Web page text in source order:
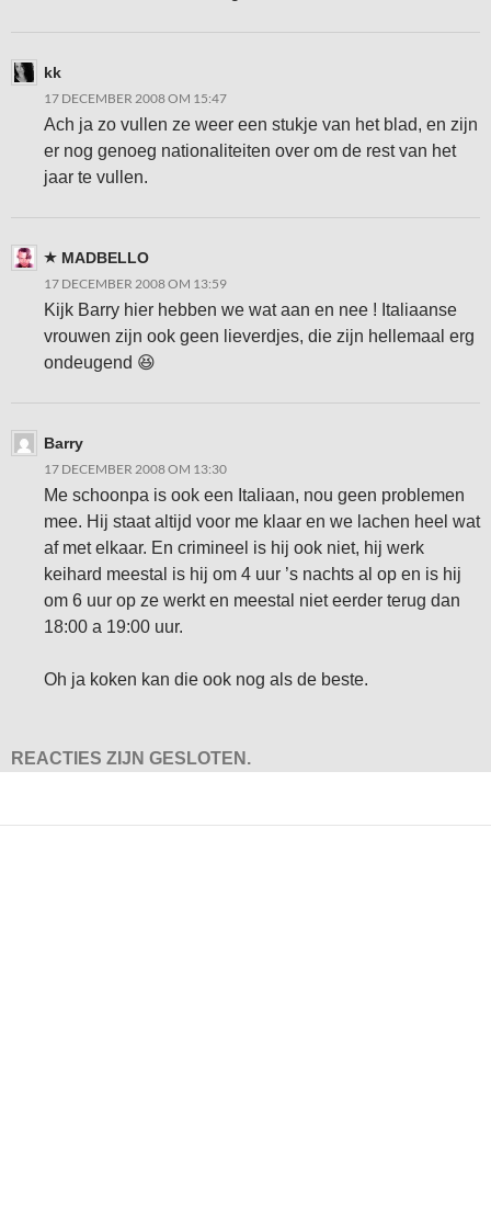
kk
17 DECEMBER 2008 OM 15:47
Ach ja zo vullen ze weer een stukje van het blad, en zijn
er nog genoeg nationaliteiten over om de rest van het
jaar te vullen.
MADBELLO
17 DECEMBER 2008 OM 13:59
Kijk Barry hier hebben we wat aan en nee ! Italiaanse
vrouwen zijn ook geen lieverdjes, die zijn hellemaal erg
ondeugend 😆
Barry
17 DECEMBER 2008 OM 13:30
Me schoonpa is ook een Italiaan, nou geen problemen
mee. Hij staat altijd voor me klaar en we lachen heel wat
af met elkaar. En crimineel is hij ook niet, hij werk
keihard meestal is hij om 4 uur ’s nachts al op en is hij
om 6 uur op ze werkt en meestal niet eerder terug dan
18:00 a 19:00 uur.
Oh ja koken kan die ook nog als de beste.
REACTIES ZIJN GESLOTEN.